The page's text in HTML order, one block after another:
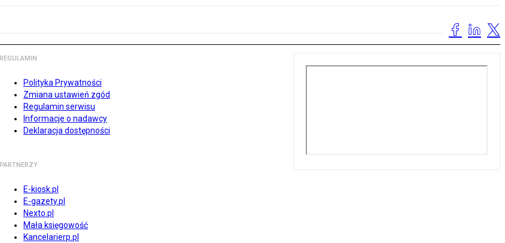
REGULAMIN
Polityka Prywatności
Zmiana ustawień zgód
Regulamin serwisu
Informacje o nadawcy
Deklaracja dostępności
PARTNERZY
E-kiosk.pl
E-gazety.pl
Nexto.pl
Mała księgowość
Kancelarierp.pl